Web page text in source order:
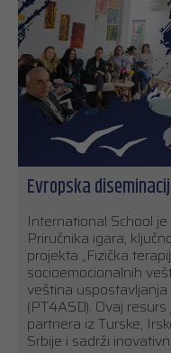
Evropska
International School
Priručnika igara,
projekta „Fizička
socioemocionalnih
veština
(PT4ASD). Ovaj
partnera iz Turske,
Srbije i sadrži